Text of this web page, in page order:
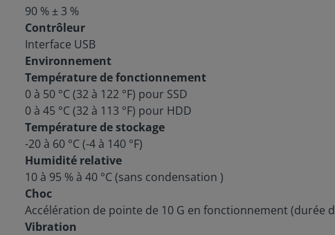
90 % ± 3 %
Contrôleur
Interface USB
Environnement
Température de fonctionnement
0 à 50 °C (32 à 122 °F) pour SSD
0 à 45 °C (32 à 113 °F) pour HDD
Température de stockage
-20 à 60 °C (-4 à 140 °F)
Humidité relative
10 à 95 % à 40 °C (sans condensation )
Choc
Accélération de pointe de 10 G en fonctionnement (durée
Vibration